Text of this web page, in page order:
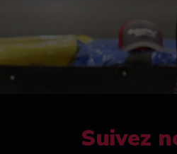
Suivez